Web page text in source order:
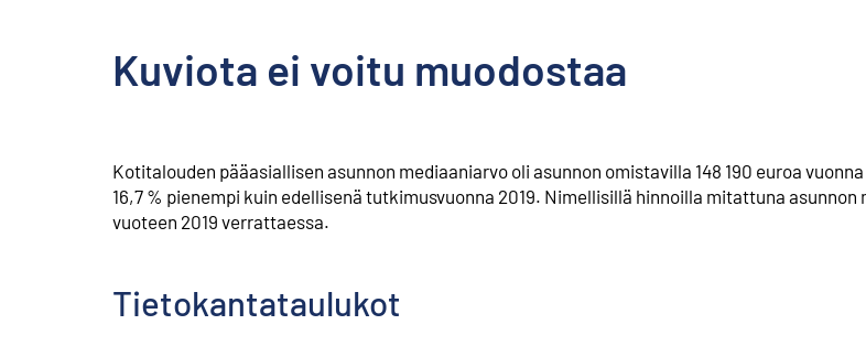
Kuviota ei voitu muodostaa
Kotitalouden pääasiallisen asunnon mediaaniarvo oli asunnon omistavilla 148 190 euroa
16,7 % pienempi kuin edellisenä tutkimusvuonna 2019. Nimellisillä hinnoilla mitattuna asunnon
vuoteen 2019 verrattaessa.
Tietokantataulukot